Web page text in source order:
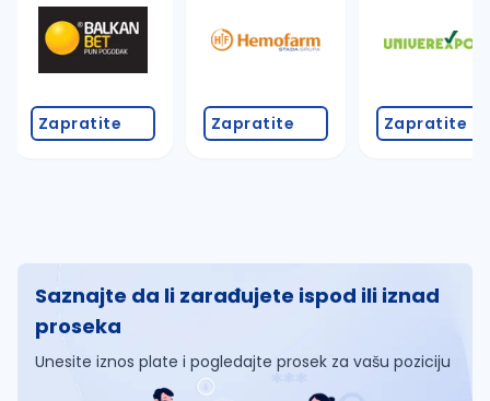
Zapratite Zapratite Zapratite
Saznajte da li zarađujete ispod ili iznad
proseka
Unesite iznos plate i pogledajte prosek za vašu poziciju